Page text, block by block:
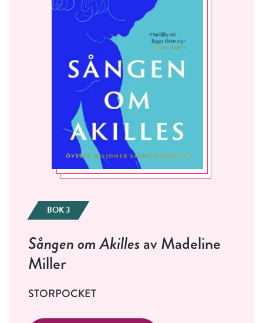
BOK 3
Sången om Akillesav Madeline
Miller
STORPOCKET